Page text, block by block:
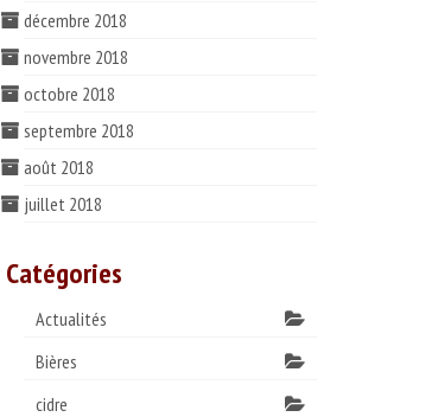
décembre 2018
novembre 2018
octobre 2018
septembre 2018
août 2018
juillet 2018
Catégories
Actualités
Bières
cidre